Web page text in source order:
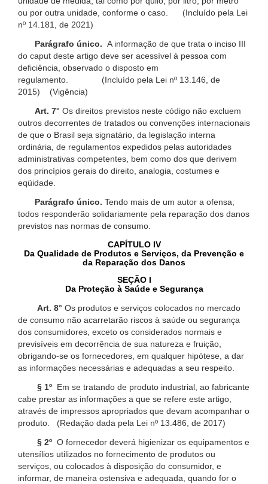
ou por outra unidade, conforme o caso. (Incluído pela Lei
nº 14.181, de 2021)
Parágrafo único. A informação de que trata o inciso III
do caput deste artigo deve ser acessível à pessoa com
deficiência, observado o disposto em
regulamento. (Incluído pela Lei nº 13.146, de
2015) (Vigência)
Art. 7° Os direitos previstos neste código não excluem
outros decorrentes de tratados ou convenções internacionais
de que o Brasil seja signatário, da legislação interna
ordinária, de regulamentos expedidos pelas autoridades
administrativas competentes, bem como dos que derivem
dos princípios gerais do direito, analogia, costumes e
eqüidade.
Parágrafo único. Tendo mais de um autor a ofensa,
todos responderão solidariamente pela reparação dos danos
previstos nas normas de consumo.
CAPÍTULO IV
Da Qualidade de Produtos e Serviços, da Prevenção e
da Reparação dos Danos
SEÇÃO I
Da Proteção à Saúde e Segurança
Art. 8° Os produtos e serviços colocados no mercado
de consumo não acarretarão riscos à saúde ou segurança
dos consumidores, exceto os considerados normais e
previsíveis em decorrência de sua natureza e fruição,
obrigando-se os fornecedores, em qualquer hipótese, a dar
as informações necessárias e adequadas a seu respeito.
§ 1º Em se tratando de produto industrial, ao fabricante
cabe prestar as informações a que se refere este artigo,
através de impressos apropriados que devam acompanhar o
produto. (Redação dada pela Lei nº 13.486, de 2017)
§ 2º O fornecedor deverá higienizar os equipamentos e
utensílios utilizados no fornecimento de produtos ou
serviços, ou colocados à disposição do consumidor, e
informar, de maneira ostensiva e adequada, quando for o